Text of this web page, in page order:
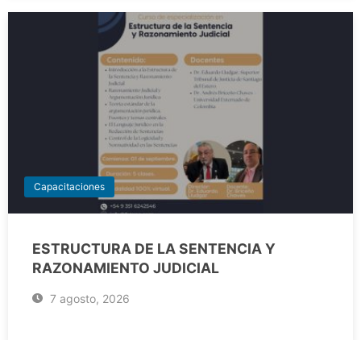
Capacitaciones
ESTRUCTURA DE LA SENTENCIA Y
RAZONAMIENTO JUDICIAL
7 agosto, 2026